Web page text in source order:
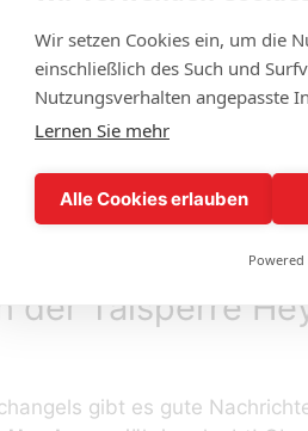
Köderfisch ist in der
Grund: Der Zander befindet
totem Köderfisch nicht
ist diese Methode noch
der Talsperre
gibt es gute
Wir setzen Cookies ein, um die
einschließlich des Such und
Nutzungsverhalten angepasste
Lernen Sie mehr
Alle Cookies erlauben
Powered